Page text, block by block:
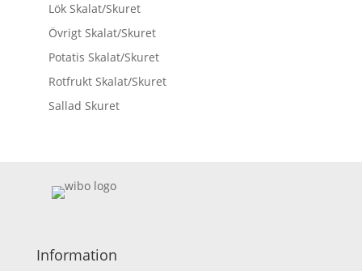
Lök Skalat/Skuret
Övrigt Skalat/Skuret
Potatis Skalat/Skuret
Rotfrukt Skalat/Skuret
Sallad Skuret
Information